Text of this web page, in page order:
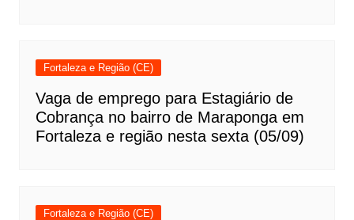
Fortaleza e Região (CE)
Vaga de emprego para Estagiário de
Cobrança no bairro de Maraponga em
Fortaleza e região nesta sexta (05/09)
Fortaleza e Região (CE)